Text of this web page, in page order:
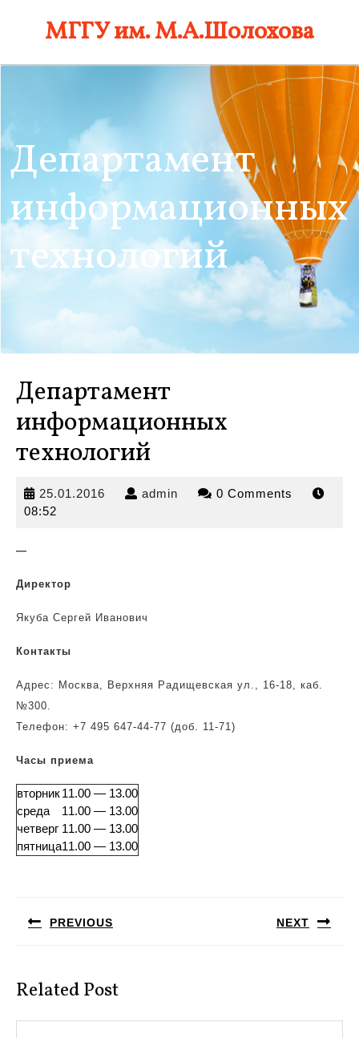
МГГУ им. М.А.Шолохова
Департамент
информационных
технологий
Департамент
информационных
технологий
25.01.2016 25.01.2016
admin admin 0 Comments
08:52
—
Директор
Якуба Сергей Иванович
Контакты
Адрес: Москва, Верхняя Радищевская ул., 16-18, каб.
№300.
Телефон: +7 495 647-44-77 (доб. 11-71)
Часы приема
вторник11.00 — 13.00
среда
11.00 — 13.00
четверг 11.00 — 13.00
пятница11.00 — 13.00
записям
PREVIOUS NEXT
Related Post